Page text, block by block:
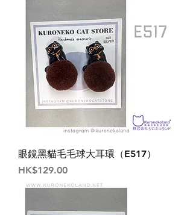
眼鏡黑貓毛毛球大耳環（E517）
價格
HK$129.00